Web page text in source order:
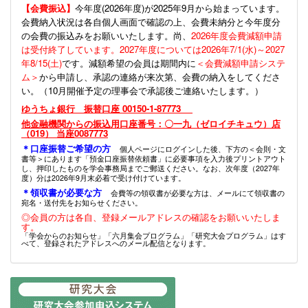
【会費振込】 今年度(2026年度)が2025年9月から始まっています。
会費納入状況は各自個人画面で確認の上、会費未納分と今年度分
の会費の振込みをお願いいたします。尚、 2026年度会費減額申請
は受付終了しています。2027年度については2026年7/1(水)～2027
年8/15(土)です。減額希望の会員は期間内に ＜会費減額申請システ
ム＞から申請し、承認の連絡が来次第、会費の納入をしてくださ
い。（10月開催予定の理事会で承認後ご連絡いたします。）
ゆうちょ銀行 振替口座 00150-1-87773
他金融機関からの振込用口座番号：〇一九（ゼロイチキュウ）店
（019） 当座0087773
＊口座振替ご希望の方
個人ページにログインした後、下方の＜会則・文
書等＞にあります「預金口座振替依頼書」に必要事項を入力後プリントアウト
し、押印したものを学会事務局までご郵送ください。なお、次年度（2027年
度）分は2026年9月末必着で受け付けています。
＊領収書が必要な方
会費等の領収書が必要な方は、メールにて領収書の
宛名・送付先をお知らせください。
◎会員の方は各自、登録メールアドレスの確認をお願いいたしま
す。
「学会からのお知らせ」「六月集会プログラム」「研究大会プログラム」はす
べて、登録されたアドレスへのメール配信となります。